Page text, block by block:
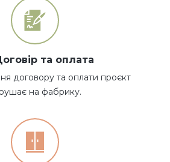
та оплата
договору та оплати проєкт
на фабрику.